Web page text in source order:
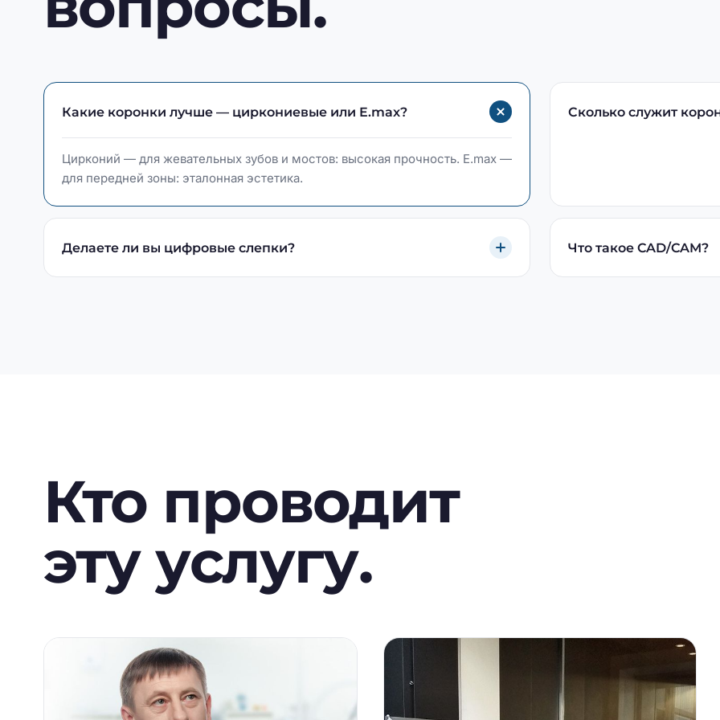
Какие коронки лучше — циркониевые или E.max?
Цирконий — для жевательных зубов и мостов: высокая прочность. E.max —
для передней зоны: эталонная эстетика.
Сколько служит
Делаете ли вы цифровые слепки? Что такое CAD/CAM?
Кто проводит
эту услугу.